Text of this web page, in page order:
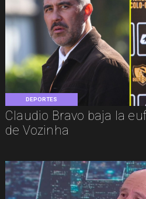
DEPORTES
Claudio Bravo baja la
de Vozinha